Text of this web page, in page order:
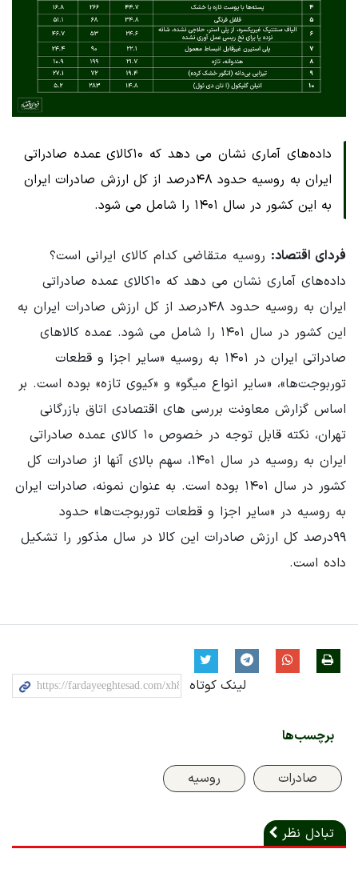
داده‌های آماری نشان می دهد که ۱۰کالای عمده صادراتی
ایران به روسیه حدود ۴۸درصد از کل ارزش صادرات ایران
به این کشور در سال ۱۴۰۱ را شامل می شود.
فردای اقتصاد: روسیه متقاضی کدام کالای ایرانی است؟
داده‌های آماری نشان می دهد که ۱۰کالای عمده صادراتی
ایران به روسیه حدود ۴۸درصد از کل ارزش صادرات ایران به
این کشور در سال ۱۴۰۱ را شامل می شود. عمده کالاهای
صادراتی ایران در ۱۴۰۱ به روسیه «سایر اجزا و قطعات
توربوجت‌ها»، «سایر انواع میگو» و «کیوی تازه» بوده است. بر
اساس گزارش معاونت بررسی های اقتصادی اتاق بازرگانی
تهران، نکته قابل توجه در خصوص ۱۰ کالای عمده صادراتی
ایران به روسیه در سال ۱۴۰۱، سهم بالای آنها از صادرات کل
کشور در سال ۱۴۰۱ بوده است. به عنوان نمونه، صادرات ایران
به روسیه در «سایر اجزا و قطعات توربوجت‌ها» حدود
۹۹درصد کل ارزش صادرات این کالا در سال مذکور را تشکیل
داده است.
لینک کوتاه
برچسب‌ها
صادرات روسیه
تبادل نظر